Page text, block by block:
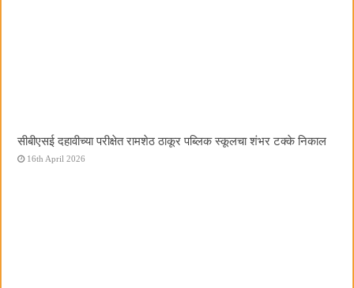
सीबीएसई दहावीच्या परीक्षेत रामशेठ ठाकूर पब्लिक स्कूलचा शंभर टक्के निकाल
16th April 2026